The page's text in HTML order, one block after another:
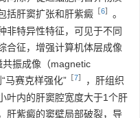
括肝窦扩张和肝紫癜 ［6］ 。
非特异性特征，可见于不同
合征，增强计算机体层成像
共振成像（magnetic
马赛克样强化” ［7］
，肝组织
叶内的肝窦腔宽度大于1个肝
肝紫癜的窦壁局部破裂，导